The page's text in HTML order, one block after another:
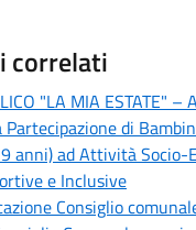
correlati
"LA MIA ESTATE" –
di
anni) ad Attività Socio-
e Inclusive
Consiglio